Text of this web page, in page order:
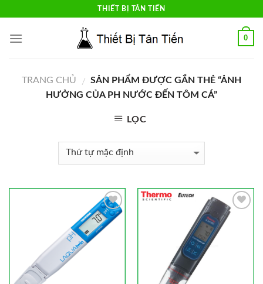
content
THIẾT BỊ TÂN TIẾN
0
TRANG CHỦ / SẢN PHẨM ĐƯỢC GẮN THẺ “ẢNH
HƯỞNG CỦA PH NƯỚC ĐẾN TÔM CÁ”
LỌC
Add to
Wishlist
Add to
Wishlist